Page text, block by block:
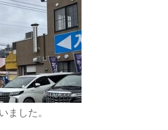
ました。